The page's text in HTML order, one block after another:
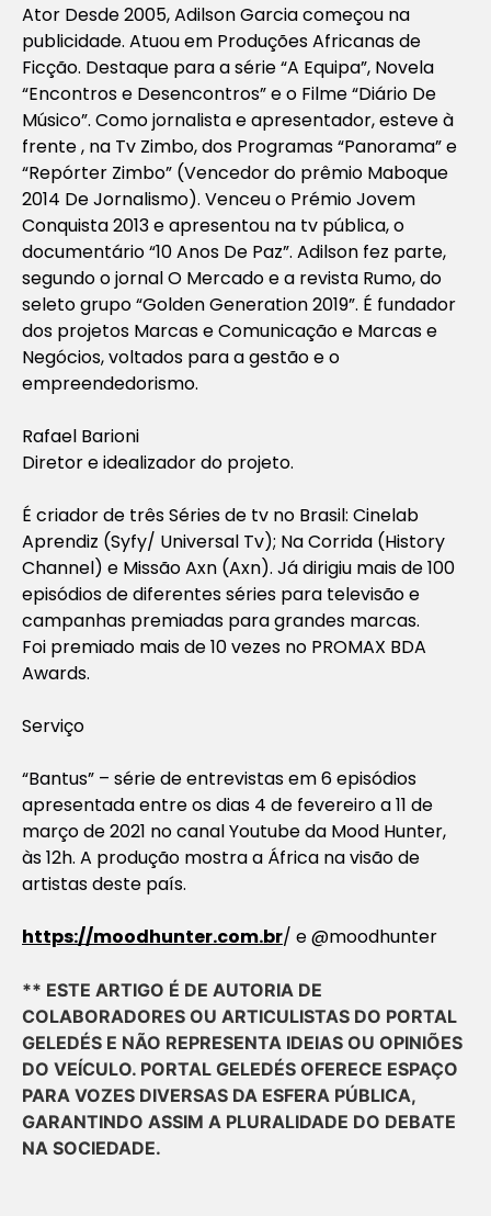
Ator Desde 2005, Adilson Garcia começou na
publicidade. Atuou em Produções Africanas de
Ficção. Destaque para a série “A Equipa”, Novela
“Encontros e Desencontros” e o Filme “Diário De
Músico”. Como jornalista e apresentador, esteve à
frente , na Tv Zimbo, dos Programas “Panorama” e
“Repórter Zimbo” (Vencedor do prêmio Maboque
2014 De Jornalismo). Venceu o Prémio Jovem
Conquista 2013 e apresentou na tv pública, o
documentário “10 Anos De Paz”. Adilson fez parte,
segundo o jornal O Mercado e a revista Rumo, do
seleto grupo “Golden Generation 2019”. É fundador
dos projetos Marcas e Comunicação e Marcas e
Negócios, voltados para a gestão e o
empreendedorismo.
Rafael Barioni
Diretor e idealizador do projeto.
É criador de três Séries de tv no Brasil: Cinelab
Aprendiz (Syfy/ Universal Tv); Na Corrida (History
Channel) e Missão Axn (Axn). Já dirigiu mais de 100
episódios de diferentes séries para televisão e
campanhas premiadas para grandes marcas.
Foi premiado mais de 10 vezes no PROMAX BDA
Awards.
Serviço
“Bantus” – série de entrevistas em 6 episódios
apresentada entre os dias 4 de fevereiro a 11 de
março de 2021 no canal Youtube da Mood Hunter,
às 12h. A produção mostra a África na visão de
artistas deste país.
https://moodhunter.com.br/ e @moodhunter
** ESTE ARTIGO É DE AUTORIA DE
COLABORADORES OU ARTICULISTAS DO PORTAL
GELEDÉS E NÃO REPRESENTA IDEIAS OU OPINIÕES
DO VEÍCULO. PORTAL GELEDÉS OFERECE ESPAÇO
PARA VOZES DIVERSAS DA ESFERA PÚBLICA,
GARANTINDO ASSIM A PLURALIDADE DO DEBATE
NA SOCIEDADE.